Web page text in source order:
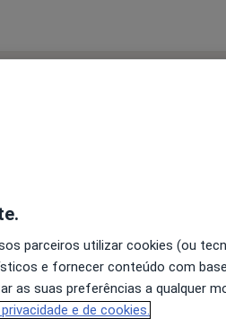
um atendimento
parceiros utilizar cookies (ou
e fornecer conteúdo com
as suas preferências a qualquer
e de cookies.